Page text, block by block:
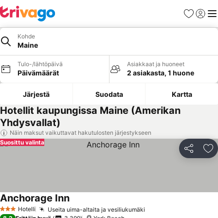
Suosikit
Kohde
Maine
Tulo-/lähtöpäivä
Päivämäärät
Asiakkaat ja huoneet
2 asiakasta, 1 huone
Järjestä Suodata Kartta
Hotellit kaupungissa Maine (Amerikan
Yhdysvallat)
Näin maksut vaikuttavat hakutulosten järjestykseen
Jaa
Suosittu valinta
3 Tähtiluokitus
Hotelli Useita uima-altaita ja vesiliukumäki
Anchorage Inn